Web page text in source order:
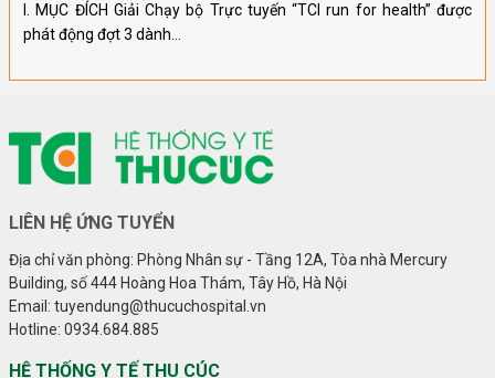
I. MỤC ĐÍCH Giải Chạy bộ Trực tuyến “TCI run for health” được
phát động đợt 3 dành…
LIÊN HỆ ỨNG TUYỂN
Địa chỉ văn phòng: Phòng Nhân sự - Tầng 12A, Tòa nhà Mercury
Building, số 444 Hoàng Hoa Thám, Tây Hồ, Hà Nội
Email: tuyendung@thucuchospital.vn
Hotline: 0934.684.885
HỆ THỐNG Y TẾ THU CÚC